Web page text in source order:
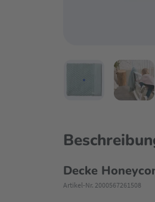
Decke
Artikel-Nr. 2000567261508